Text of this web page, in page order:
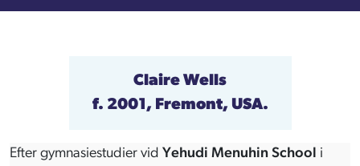
Claire Wells
f. 2001, Fremont, USA.
Efter gymnasiestudier vid Yehudi Menuhin School i